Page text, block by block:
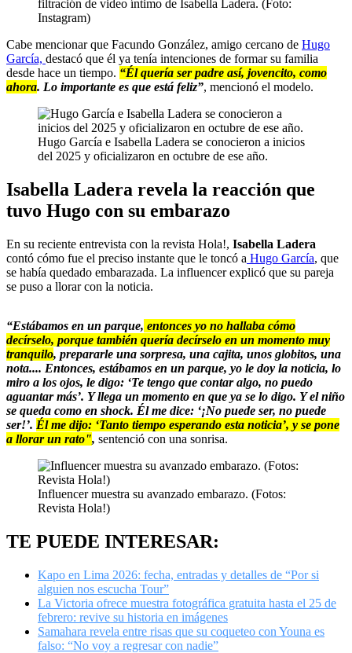
filtración de video íntimo de Isabella Ladera. (Foto:
Instagram)
Cabe mencionar que Facundo González, amigo cercano de Hugo
García, destacó que él ya tenía intenciones de formar su familia
desde hace un tiempo. “Él quería ser padre así, jovencito, como
ahora. Lo importante es que está feliz”, mencionó el modelo.
Hugo García e Isabella Ladera se conocieron a inicios
del 2025 y oficializaron en octubre de ese año.
Isabella Ladera revela la reacción que
tuvo Hugo con su embarazo
En su reciente entrevista con la revista Hola!, Isabella Ladera
contó cómo fue el preciso instante que le toncó a Hugo García, que
se había quedado embarazada. La influencer explicó que su pareja
se puso a llorar con la noticia.
“Estábamos en un parque, entonces yo no hallaba cómo
decírselo, porque también quería decírselo en un momento muy
tranquilo, prepararle una sorpresa, una cajita, unos globitos, una
nota.... Entonces, estábamos en un parque, yo le doy la noticia, lo
miro a los ojos, le digo: ‘Te tengo que contar algo, no puedo
aguantar más’. Y llega un momento en que ya se lo digo. Y el niño
se queda como en shock. Él me dice: ‘¡No puede ser, no puede
ser!’. Él me dijo: ‘Tanto tiempo esperando esta noticia’, y se pone
a llorar un rato", sentenció con una sonrisa.
Influencer muestra su avanzado embarazo. (Fotos:
Revista Hola!)
TE PUEDE INTERESAR:
Kapo en Lima 2026: fecha, entradas y detalles de “Por si
alguien nos escucha Tour”
La Victoria ofrece muestra fotográfica gratuita hasta el 25 de
febrero: revive su historia en imágenes
Samahara revela entre risas que su coqueteo con Youna es
falso: “No voy a regresar con nadie”